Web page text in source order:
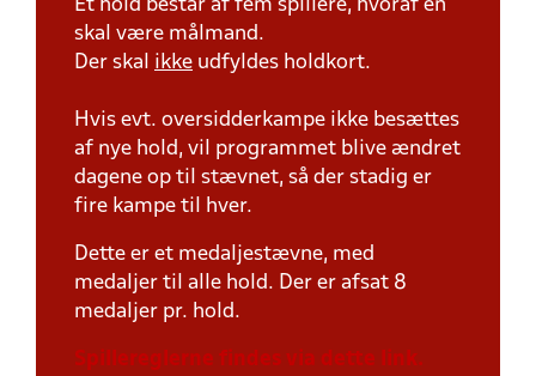
Et hold består af fem spillere, hvoraf en
skal være målmand.
Der skal ikke udfyldes holdkort.
Hvis evt. oversidderkampe ikke besættes
af nye hold, vil programmet blive ændret
dagene op til stævnet, så der stadig er
fire kampe til hver.
Dette er et medaljestævne, med
medaljer til alle hold. Der er afsat 8
medaljer pr. hold.
Spillereglerne findes via dette link.